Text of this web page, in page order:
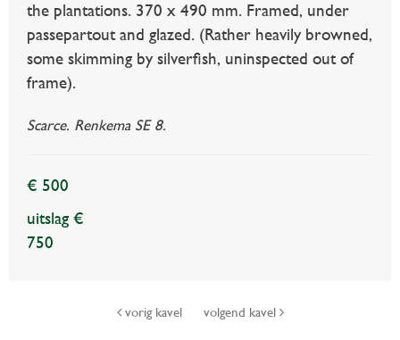
the plantations. 370 x 490 mm. Framed, under
passepartout and glazed. (Rather heavily browned,
some skimming by silverfish, uninspected out of
frame).
Scarce. Renkema SE 8.
€ 500
uitslag €
750
vorig kavel volgend kavel